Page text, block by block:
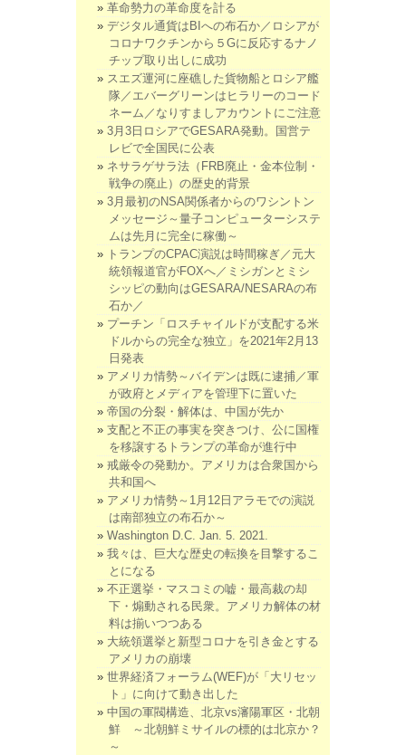
革命勢力の革命度を計る
デジタル通貨はBIへの布石か／ロシアが
コロナワクチンから５Gに反応するナノ
チップ取り出しに成功
スエズ運河に座礁した貨物船とロシア艦
隊／エバーグリーンはヒラリーのコード
ネーム／なりすましアカウントにご注意
3月3日ロシアでGESARA発動。国営テ
レビで全国民に公表
ネサラゲサラ法（FRB廃止・金本位制・
戦争の廃止）の歴史的背景
3月最初のNSA関係者からのワシントン
メッセージ～量子コンピューターシステ
ムは先月に完全に稼働～
トランプのCPAC演説は時間稼ぎ／元大
統領報道官がFOXへ／ミシガンとミシ
シッピの動向はGESARA/NESARAの布
石か／
プーチン「ロスチャイルドが支配する米
ドルからの完全な独立」を2021年2月13
日発表
アメリカ情勢～バイデンは既に逮捕／軍
が政府とメディアを管理下に置いた
帝国の分裂・解体は、中国が先か
支配と不正の事実を突きつけ、公に国権
を移譲するトランプの革命が進行中
戒厳令の発動か。アメリカは合衆国から
共和国へ
アメリカ情勢～1月12日アラモでの演説
は南部独立の布石か～
Washington D.C. Jan. 5. 2021.
我々は、巨大な歴史の転換を目撃するこ
とになる
不正選挙・マスコミの嘘・最高裁の却
下・煽動される民衆。アメリカ解体の材
料は揃いつつある
大統領選挙と新型コロナを引き金とする
アメリカの崩壊
世界経済フォーラム(WEF)が「大リセッ
ト」に向けて動き出した
中国の軍閥構造、北京vs瀋陽軍区・北朝
鮮 ～北朝鮮ミサイルの標的は北京か？
～